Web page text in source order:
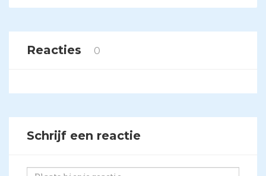
Reacties 0
Schrijf een reactie